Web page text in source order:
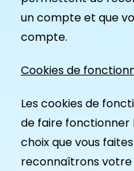
un compte et que
compte.
Cookies de
Les cookies de
de faire
choix que vous
reconnaîtrons votre